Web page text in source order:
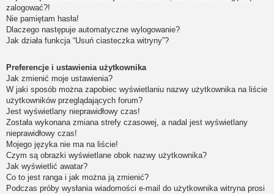
zalogować?!
Nie pamiętam hasła!
Dlaczego następuje automatyczne wylogowanie?
Jak działa funkcja “Usuń ciasteczka witryny”?
Preferencje i ustawienia użytkownika
Jak zmienić moje ustawienia?
W jaki sposób można zapobiec wyświetlaniu nazwy użytkownika na liście
użytkowników przeglądających forum?
Jest wyświetlany nieprawidłowy czas!
Została wykonana zmiana strefy czasowej, a nadal jest wyświetlany
nieprawidłowy czas!
Mojego języka nie ma na liście!
Czym są obrazki wyświetlane obok nazwy użytkownika?
Jak wyświetlić awatar?
Co to jest ranga i jak można ją zmienić?
Podczas próby wysłania wiadomości e-mail do użytkownika witryna prosi